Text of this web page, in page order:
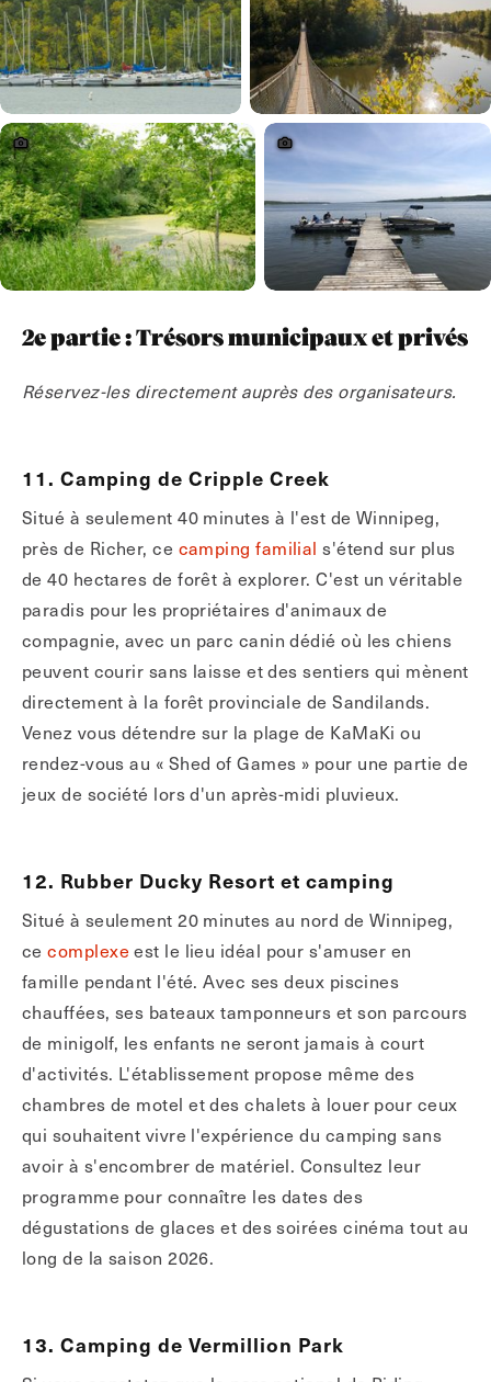
2e partie : Trésors municipaux et privés
Réservez-les directement auprès des organisateurs.
11. Camping de Cripple Creek
Situé à seulement 40 minutes à l'est de Winnipeg,
près de Richer, ce camping familial s'étend sur plus
de 40 hectares de forêt à explorer. C'est un véritable
paradis pour les propriétaires d'animaux de
compagnie, avec un parc canin dédié où les chiens
peuvent courir sans laisse et des sentiers qui mènent
directement à la forêt provinciale de Sandilands.
Venez vous détendre sur la plage de KaMaKi ou
rendez-vous au « Shed of Games » pour une partie de
jeux de société lors d'un après-midi pluvieux.
12. Rubber Ducky Resort et camping
Situé à seulement 20 minutes au nord de Winnipeg,
cecomplexe est le lieu idéal pour s'amuser en
famille pendant l'été. Avec ses deux piscines
chauffées, ses bateaux tamponneurs et son parcours
de minigolf, les enfants ne seront jamais à court
d'activités. L'établissement propose même des
chambres de motel et des chalets à louer pour ceux
qui souhaitent vivre l'expérience du camping sans
avoir à s'encombrer de matériel. Consultez leur
programme pour connaître les dates des
dégustations de glaces et des soirées cinéma tout au
long de la saison 2026.
13. Camping de Vermillion Park